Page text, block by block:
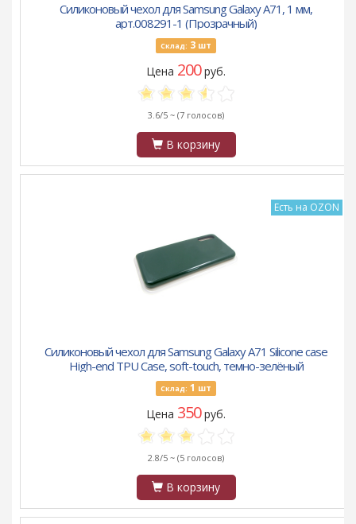
Силиконовый чехол для Samsung Galaxy A71, 1 мм,
арт.008291-1 (Прозрачный)
Склад: 3 шт
Цена 200руб.
3.6/5 ~ (7 голосов)
В корзину
Есть на OZON
Силиконовый чехол для Samsung Galaxy A71 Silicone case
High-end TPU Case, soft-touch, темно-зелёный
Склад: 1 шт
Цена 350руб.
2.8/5 ~ (5 голосов)
В корзину